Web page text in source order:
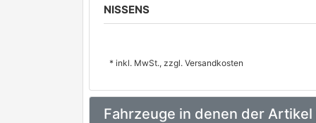
NISSENS
* inkl. MwSt., zzgl. Versandkosten
Fahrzeuge in denen der